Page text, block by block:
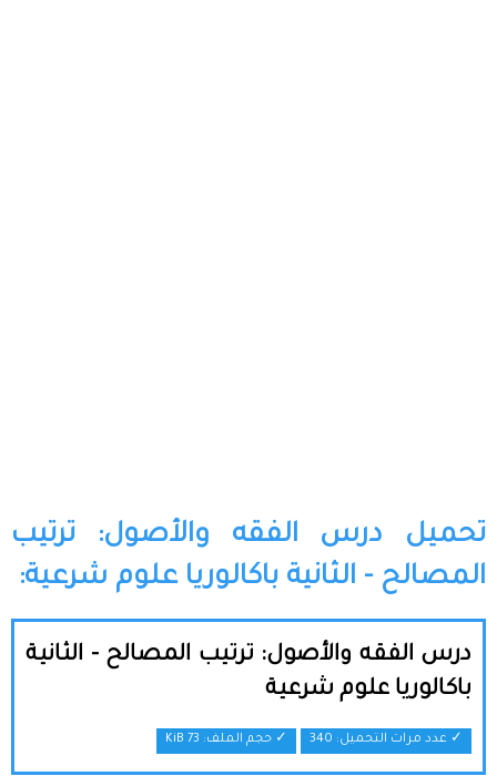
تحميل درس الفقه والأصول: ترتيب
المصالح - الثانية باكالوريا علوم شرعية:
درس الفقه والأصول: ترتيب المصالح - الثانية
باكالوريا علوم شرعية
✓ عدد مرات التحميل: 340 ✓ حجم الملف: 73 KiB